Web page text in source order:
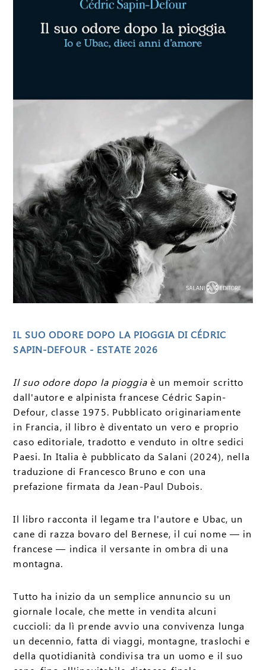
IL SUO ODORE DOPO LA PIOGGIA DI CÉDRIC
SAPIN-DEFOUR - ESTATE 2026
Il suo odore dopo la pioggiaè un memoir scritto
dall'autore e alpinista francese Cédric Sapin-
Defour, classe 1975. Pubblicato originariamente
in Francia, il libro è diventato un vero e proprio
caso editoriale, tradotto e venduto in oltre sedici
Paesi. In Italia è pubblicato da Salani (2024), nella
traduzione di Francesco Bruno e con una
prefazione firmata da Jean-Paul Dubois.
Il libro racconta il legame tra l'autore e Ubac, un
cane di razza bovaro del Bernese, il cui nome — in
francese — indica il versante in ombra di una
montagna.
Tutto ha inizio da un semplice annuncio su un
giornale locale, che mette in vendita alcuni
cuccioli: da lì prende avvio una convivenza lunga
un decennio, fatta di viaggi, montagne, traslochi e
della quotidianità condivisa tra un uomo e il suo